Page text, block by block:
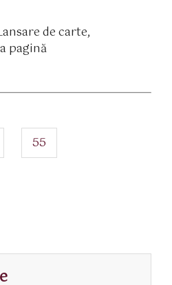
de carte,
pagină
pagina
55